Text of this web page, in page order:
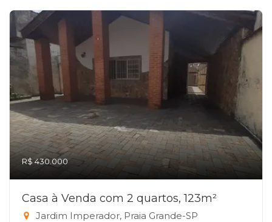
R$ 430.000
Casa à Venda com 2 quartos, 123m²
Jardim Imperador, Praia Grande-SP